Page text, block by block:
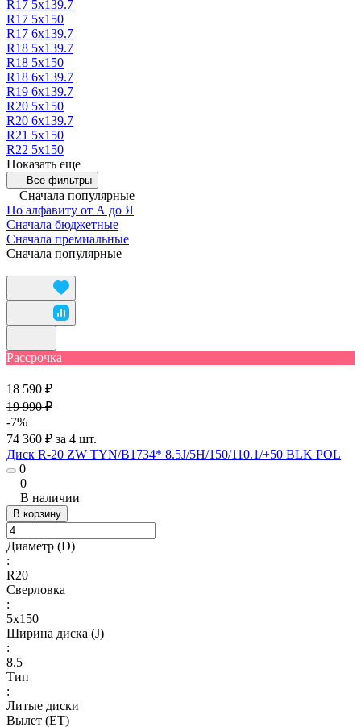
R17 5х139.7
R17 5х150
R17 6х139.7
R18 5х139.7
R18 5х150
R18 6х139.7
R19 6х139.7
R20 5х150
R20 6х139.7
R21 5х150
R22 5х150
Показать еще
Все фильтры
Сначала популярные
По алфавиту от А до Я
Сначала бюджетные
Сначала премиальные
Сначала популярные
Рассрочка
18 590 ₽
19 990 ₽
-7%
74 360 ₽ за 4 шт.
Диск R-20 ZW TYN/B1734* 8.5J/5H/150/110.1/+50 BLK POL
0
0
В наличии
В корзину
Диаметр (D)
:
R20
Сверловка
:
5х150
Ширина диска (J)
:
8.5
Тип
:
Литые диски
Вылет (ET)